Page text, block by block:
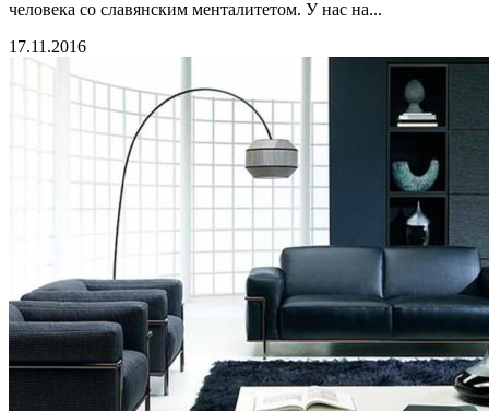
человека со славянским менталитетом. У нас на...
17.11.2016